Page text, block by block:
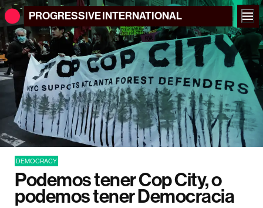
PROGRESSIVEINTERNATIONAL
DEMOCRACY
Podemos tener Cop City, o
podemos tener Democracia